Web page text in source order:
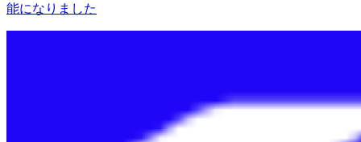
能になりました